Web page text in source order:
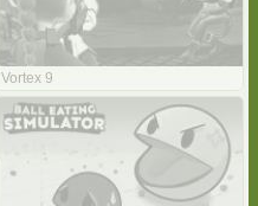
Vortex 9